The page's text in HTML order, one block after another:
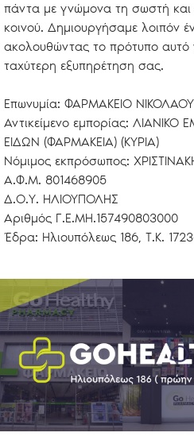
πάντα με γνώμονα τη σωστή και
κοινού. Δημιουργήσαμε λοιπόν
ακολουθώντας το πρότυπο αυτό
ταχύτερη εξυπηρέτηση σας.
Επωνυμία: ΦΑΡΜΑΚΕΙΟ
Αντικείμενο εμπορίας:
ΕΙΔΩΝ (ΦΑΡΜΑΚΕΙΑ) (ΚΥΡΙΑ)
Νόμιμος εκπρόσωπος:
Α.Φ.Μ. 801468905
Δ.Ο.Υ. ΗΛΙΟΥΠΟΛΗΣ
Αριθμός Γ.Ε.ΜΗ.157490803000
Έδρα: Ηλιουπόλεως 186, Τ.Κ.